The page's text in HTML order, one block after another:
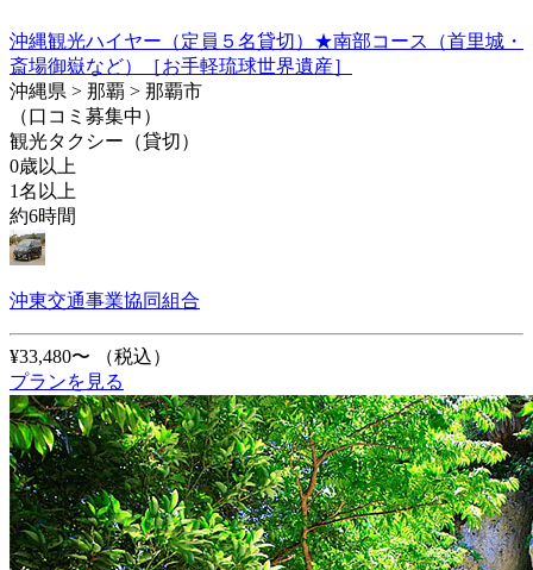
沖縄観光ハイヤー（定員５名貸切）★南部コース（首里城・
斎場御嶽など）［お手軽琉球世界遺産］
沖縄県 > 那覇 > 那覇市
（口コミ募集中）
観光タクシー（貸切）
0歳以上
1名以上
約6時間
沖東交通事業協同組合
¥33,480〜
（税込）
プランを見る